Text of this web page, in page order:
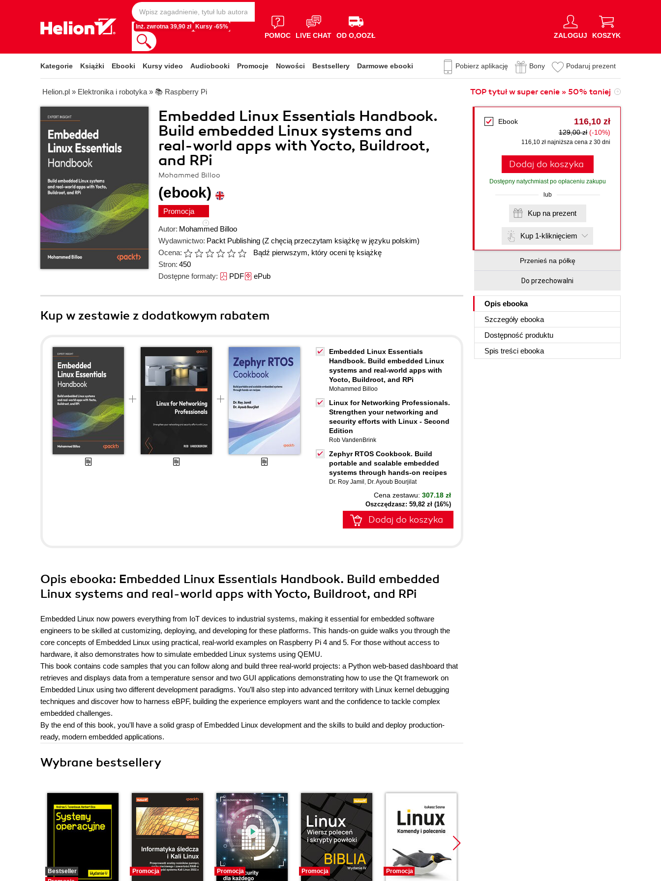
Inż. zwrotna 39,90 zł Kursy -65%
POMOC LIVE CHAT OD O,OOZŁ ZALOGUJ KOSZYK
Kategorie Książki Ebooki Kursy video Audiobooki Promocje Nowości Bestsellery Darmowe ebooki Pobierz aplikację Bony Podaruj prezent
Helion.pl » Elektronika i robotyka » 📚 Raspberry Pi TOP tytuł w super cenie » 50% taniej
Embedded Linux Essentials Handbook.
Build embedded Linux systems and
real-world apps with Yocto, Buildroot,
and RPi
Mohammed Billoo
(ebook)
Promocja
Autor: Mohammed Billoo
Wydawnictwo: Packt Publishing (Z chęcią przeczytam książkę w języku polskim)
Ocena:
Bądź pierwszym, który oceni tę książkę
Stron: 450
Dostępne formaty: PDFePub
Ebook 116,10 zł
129,00 zł (-10%)
116,10 zł najniższa cena z 30 dni
Dodaj do koszyka
Dostępny natychmiast po opłaceniu zakupu
lub
Kup na prezent
Kup 1-kliknięciem
Przenieś na półkę
Do przechowalni
Opis ebooka
Szczegóły ebooka
Dostępność produktu
Spis treści ebooka
Kup w zestawie z dodatkowym rabatem
Embedded Linux Essentials
Handbook. Build embedded Linux
systems and real-world apps with
Yocto, Buildroot, and RPi
Mohammed Billoo
Linux for Networking Professionals.
Strengthen your networking and
security efforts with Linux - Second
Edition
Rob VandenBrink
Zephyr RTOS Cookbook. Build
portable and scalable embedded
systems through hands-on recipes
Dr. Roy Jamil , Dr. Ayoub Bourjilat
Cena zestawu: 307.18 zł
Oszczędzasz: 59,82 zł (16%)
Dodaj do koszyka
Opis ebooka: Embedded Linux Essentials Handbook. Build embedded
Linux systems and real-world apps with Yocto, Buildroot, and RPi
Embedded Linux now powers everything from IoT devices to industrial systems, making it essential for embedded software
engineers to be skilled at customizing, deploying, and developing for these platforms. This hands-on guide walks you through the
core concepts of Embedded Linux using practical, real-world examples on Raspberry Pi 4 and 5. For those without access to
hardware, it also demonstrates how to simulate embedded Linux systems using QEMU.
This book contains code samples that you can follow along and build three real-world projects: a Python web-based dashboard that
retrieves and displays data from a temperature sensor and two GUI applications demonstrating how to use the Qt framework on
Embedded Linux using two different development paradigms. You’ll also step into advanced territory with Linux kernel debugging
techniques and discover how to harness eBPF, building the experience employers want and the confidence to tackle complex
embedded challenges.
By the end of this book, you'll have a solid grasp of Embedded Linux development and the skills to build and deploy production-
ready, modern embedded applications.
Wybrane bestsellery
Bestseller
Promocja Promocja Promocja Promocja